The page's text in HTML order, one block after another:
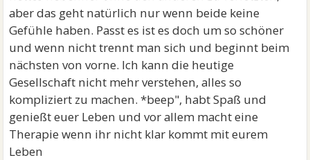
aber das geht natürlich nur wenn beide keine
Gefühle haben. Passt es ist es doch um so schöner
und wenn nicht trennt man sich und beginnt beim
nächsten von vorne. Ich kann die heutige
Gesellschaft nicht mehr verstehen, alles so
kompliziert zu machen. *beep", habt Spaß und
genießt euer Leben und vor allem macht eine
Therapie wenn ihr nicht klar kommt mit eurem
Leben